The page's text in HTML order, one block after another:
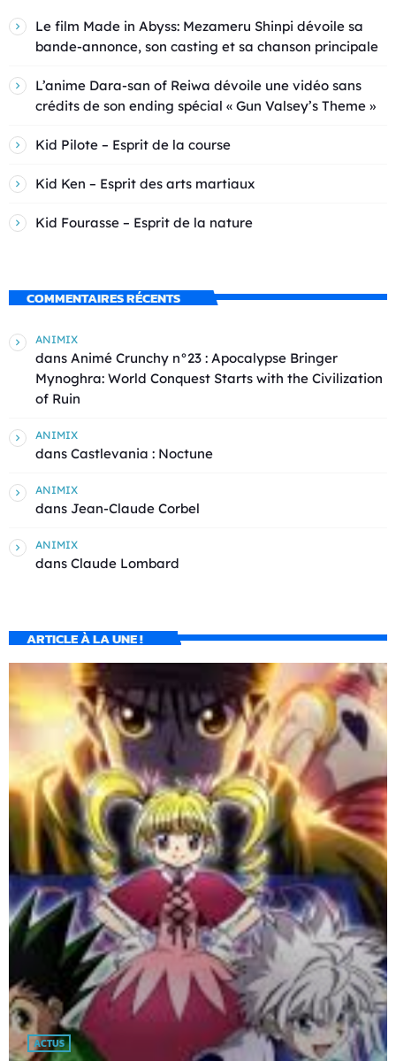
Le film Made in Abyss: Mezameru Shinpi dévoile sa
bande-annonce, son casting et sa chanson principale
L’anime Dara-san of Reiwa dévoile une vidéo sans
crédits de son ending spécial « Gun Valsey’s Theme »
Kid Pilote – Esprit de la course
Kid Ken – Esprit des arts martiaux
Kid Fourasse – Esprit de la nature
COMMENTAIRES RÉCENTS
ANIMIX
dans Animé Crunchy n°23 : Apocalypse Bringer
Mynoghra: World Conquest Starts with the Civilization
of Ruin
ANIMIX
dans Castlevania : Noctune
ANIMIX
dans Jean-Claude Corbel
ANIMIX
dans Claude Lombard
ARTICLE À LA UNE !
ACTUS